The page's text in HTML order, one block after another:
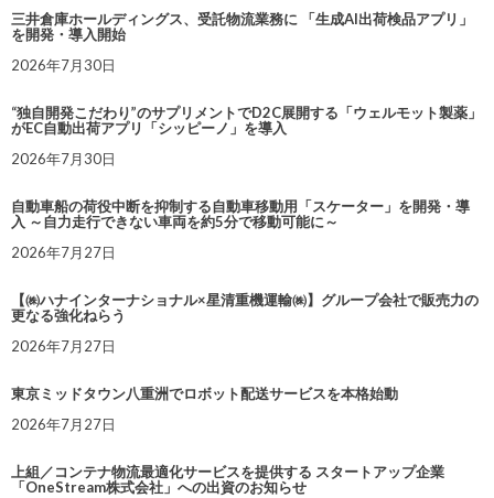
三井倉庫ホールディングス、受託物流業務に 「生成AI出荷検品アプリ」
を開発・導入開始
2026年7月30日
“独自開発こだわり”のサプリメントでD2C展開する「ウェルモット製薬」
がEC自動出荷アプリ「シッピーノ」を導入
2026年7月30日
自動車船の荷役中断を抑制する自動車移動用「スケーター」を開発・導
入 ～自力走行できない車両を約5分で移動可能に～
2026年7月27日
【㈱ハナインターナショナル×星清重機運輸㈱】グループ会社で販売力の
更なる強化ねらう
2026年7月27日
東京ミッドタウン八重洲でロボット配送サービスを本格始動
2026年7月27日
上組／コンテナ物流最適化サービスを提供する スタートアップ企業
「OneStream株式会社」への出資のお知らせ